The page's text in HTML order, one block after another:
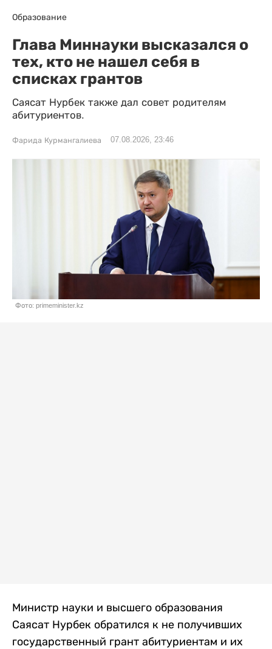
Образование
Глава Миннауки высказался о
тех, кто не нашел себя в
списках грантов
Саясат Нурбек также дал совет родителям
абитуриентов.
Фарида Курмангалиева 07.08.2026, 23:46
Фото: primeminister.kz
Министр науки и высшего образования
Саясат Нурбек обратился к не получивших
государственный грант абитуриентам и их